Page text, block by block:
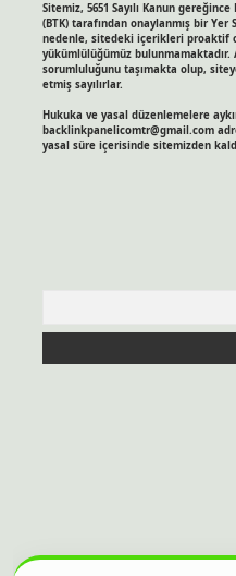
Sitemiz, 5651 Sayılı Kanun
(BTK) tarafından onaylanmış bir
nedenle, sitedeki içerikleri proaktif
yükümlülüğümüz
sorumluluğunu taşımakta olup,
etmiş sayılırlar.
Hukuka ve yasal düzenlemelere
backlinkpanelicomtr@gmail.com
yasal süre içerisinde sitemizden